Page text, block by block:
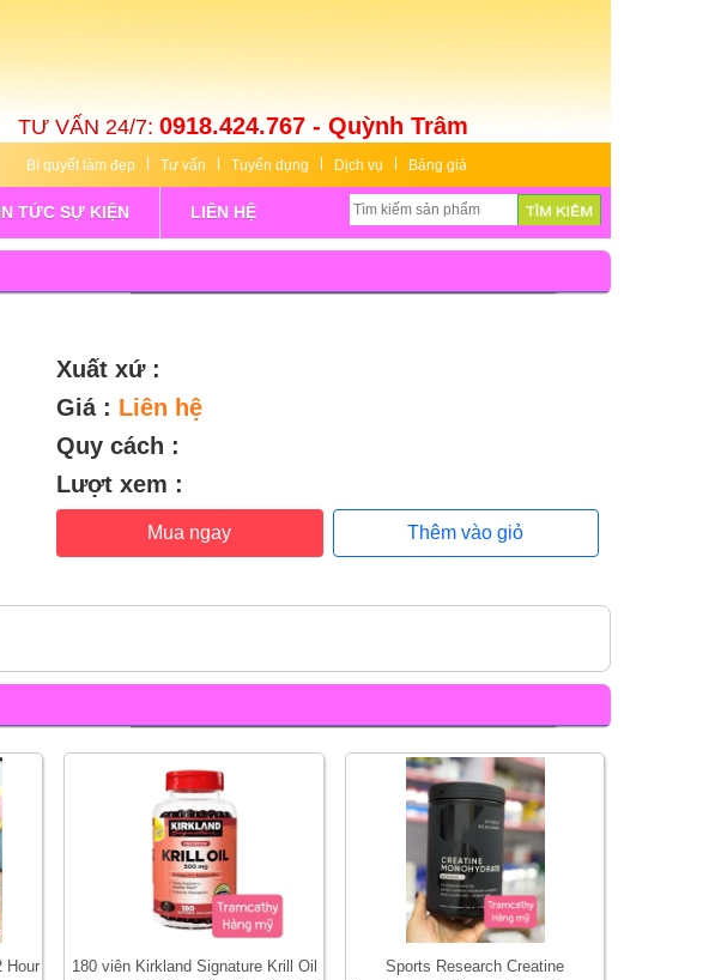
TƯ VẤN 24/7: 0918.424.767 - Quỳnh Trâm
Bí quyết làm đẹp Tư vấn Tuyển dụng Dịch vụ Bảng giá
TỨC SỰ KIỆN LIÊN HỆ
Xuất xứ :
Giá : Liên hệ
Quy cách :
Lượt xem :
Mua ngay Thêm vào giỏ
Hour
180 viên Kirkland Signature Krill Oil
Sports Research Creatine